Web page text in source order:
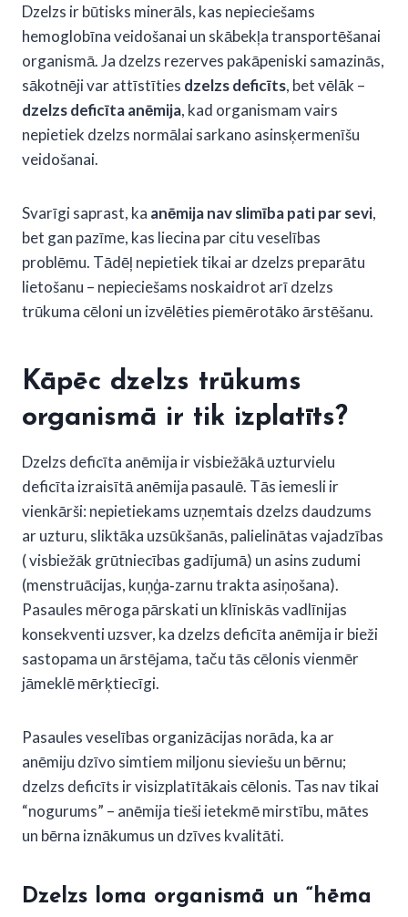
Dzelzs ir būtisks minerāls, kas nepieciešams
hemoglobīna veidošanai un skābekļa transportēšanai
organismā. Ja dzelzs rezerves pakāpeniski samazinās,
sākotnēji var attīstīties dzelzs deficīts, bet vēlāk –
dzelzs deficīta anēmija, kad organismam vairs
nepietiek dzelzs normālai sarkano asinsķermenīšu
veidošanai.
Svarīgi saprast, ka anēmija nav slimība pati par sevi,
bet gan pazīme, kas liecina par citu veselības
problēmu. Tādēļ nepietiek tikai ar dzelzs preparātu
lietošanu – nepieciešams noskaidrot arī dzelzs
trūkuma cēloni un izvēlēties piemērotāko ārstēšanu.
Kāpēc dzelzs trūkums
organismā ir tik izplatīts?
Dzelzs deficīta anēmija ir visbiežākā uzturvielu
deficīta izraisītā anēmija pasaulē. Tās iemesli ir
vienkārši: nepietiekams uzņemtais dzelzs daudzums
ar uzturu, sliktāka uzsūkšanās, palielinātas vajadzības
( visbiežāk grūtniecības gadījumā) un asins zudumi
(menstruācijas, kuņģa‑zarnu trakta asiņošana).
Pasaules mēroga pārskati un klīniskās vadlīnijas
konsekventi uzsver, ka dzelzs deficīta anēmija ir bieži
sastopama un ārstējama, taču tās cēlonis vienmēr
jāmeklē mērķtiecīgi.
Pasaules veselības organizācijas norāda, ka ar
anēmiju dzīvo simtiem miljonu sieviešu un bērnu;
dzelzs deficīts ir visizplatītākais cēlonis. Tas nav tikai
“nogurums” – anēmija tieši ietekmē mirstību, mātes
un bērna iznākumus un dzīves kvalitāti.
Dzelzs loma organismā un “hēma